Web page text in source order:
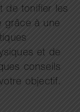
de tonifier les
grâce à une
et de
conseils
objectif.